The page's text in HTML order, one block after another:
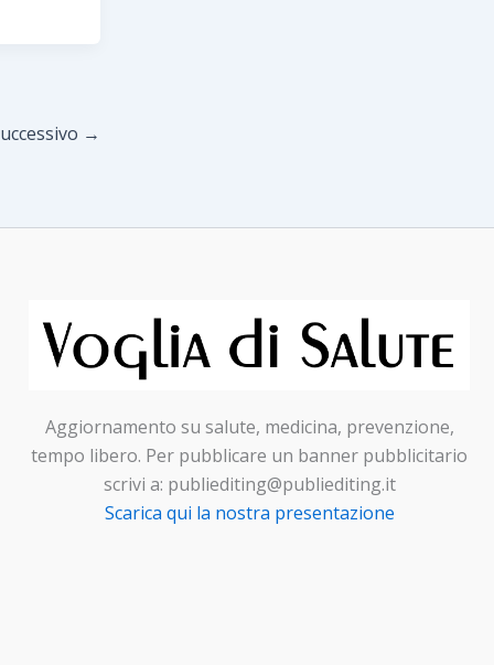
→
Aggiornamento su salute, medicina, prevenzione,
tempo libero. Per pubblicare un banner pubblicitario
scrivi a: publiediting@publiediting.it
Scarica qui la nostra presentazione